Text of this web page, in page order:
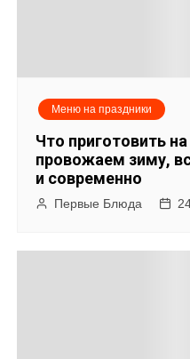
Меню на праздники
Что приготовить
провожаем зиму,
и современно
Первые Блюда